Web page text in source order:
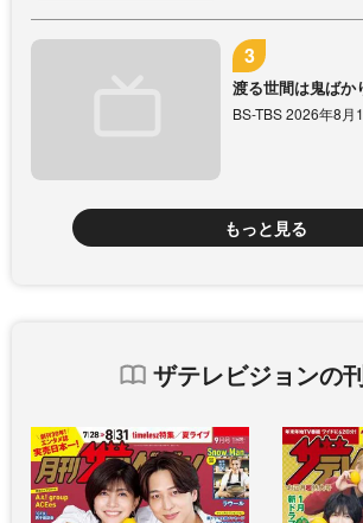
渡る世間は鬼ば
BS-TBS 2026年8月
もっと見る
ザテレビジョンの